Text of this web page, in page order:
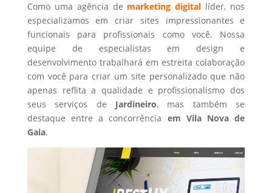
Como uma agência de marketing digital líder, nos
especializamos em criar sites impressionantes e
funcionais para profissionais como você. Nossa
equipe de especialistas em design e
desenvolvimento trabalhará em estreita colaboração
com você para criar um site personalizado que não
apenas reflita a qualidade e profissionalismo dos
seus serviços de Jardineiro, mas também se
destaque entre a concorrência em Vila Nova de
Gaia.